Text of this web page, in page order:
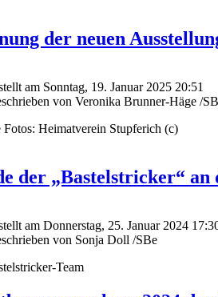
der neuen
am Sonntag, 19. Januar 2025 20:51
von Veronika Brunner-Häge /
Heimatverein Stupferich (c)
der „Bastelstricker“
am Donnerstag, 25. Januar 2024
von Sonja Doll /SBe
Team